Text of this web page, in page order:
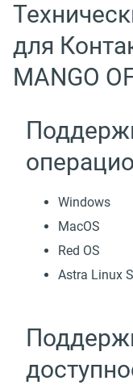
для
MANGO
Windows
MacOS
Red OS
Astra Linux